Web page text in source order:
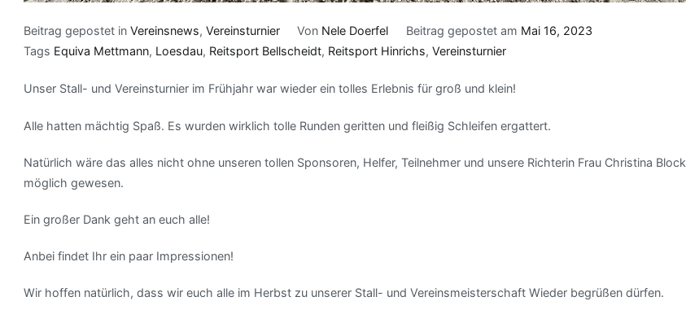
Beitrag gepostet in Vereinsnews, Vereinsturnier Von Nele Doerfel Beitrag gepostet am Mai 16, 2023
Tags Equiva Mettmann, Loesdau, Reitsport Bellscheidt, Reitsport Hinrichs, Vereinsturnier
Unser Stall- und Vereinsturnier im Frühjahr war wieder ein tolles Erlebnis für groß und klein!
Alle hatten mächtig Spaß. Es wurden wirklich tolle Runden geritten und fleißig Schleifen ergattert.
Natürlich wäre das alles nicht ohne unseren tollen Sponsoren, Helfer, Teilnehmer und unsere Richterin Frau Christina Block
möglich gewesen.
Ein großer Dank geht an euch alle!
Anbei findet Ihr ein paar Impressionen!
Wir hoffen natürlich, dass wir euch alle im Herbst zu unserer Stall- und Vereinsmeisterschaft Wieder begrüßen dürfen.